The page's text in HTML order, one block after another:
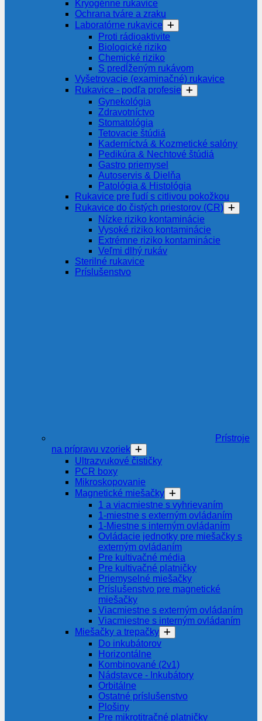
Kryogénne rukavice
Ochrana tváre a zraku
Laboratórne rukavice
Proti rádioaktivite
Biologické riziko
Chemické riziko
S predĺženým rukávom
Vyšetrovacie (examinačné) rukavice
Rukavice - podľa profesie
Gynekológia
Zdravotníctvo
Stomatológia
Tetovacie štúdiá
Kaderníctvá & Kozmetické salóny
Pedikúra & Nechtové štúdiá
Gastro priemysel
Autoservis & Dielňa
Patológia & Histológia
Rukavice pre ľudí s citlivou pokožkou
Rukavice do čistých priestorov (CR)
Nízke riziko kontaminácie
Vysoké riziko kontaminácie
Extrémne riziko kontaminácie
Veľmi dlhý rukáv
Sterilné rukavice
Príslušenstvo
Prístroje
na prípravu vzoriek
Ultrazvukové čističky
PCR boxy
Mikroskopovanie
Magnetické miešačky
1 a viacmiestne s vyhrievaním
1-miestne s externým ovládaním
1-Miestne s interným ovládaním
Ovládacie jednotky pre miešačky s
externým ovládaním
Pre kultivačné média
Pre kultivačné platničky
Priemyselné miešačky
Príslušenstvo pre magnetické
miešačky
Viacmiestne s externým ovládaním
Viacmiestne s interným ovládaním
Miešačky a trepačky
Do inkubátorov
Horizontálne
Kombinované (2v1)
Nádstavce - Inkubátory
Orbitálne
Ostatné príslušenstvo
Plošiny
Pre mikrotitračné platničky